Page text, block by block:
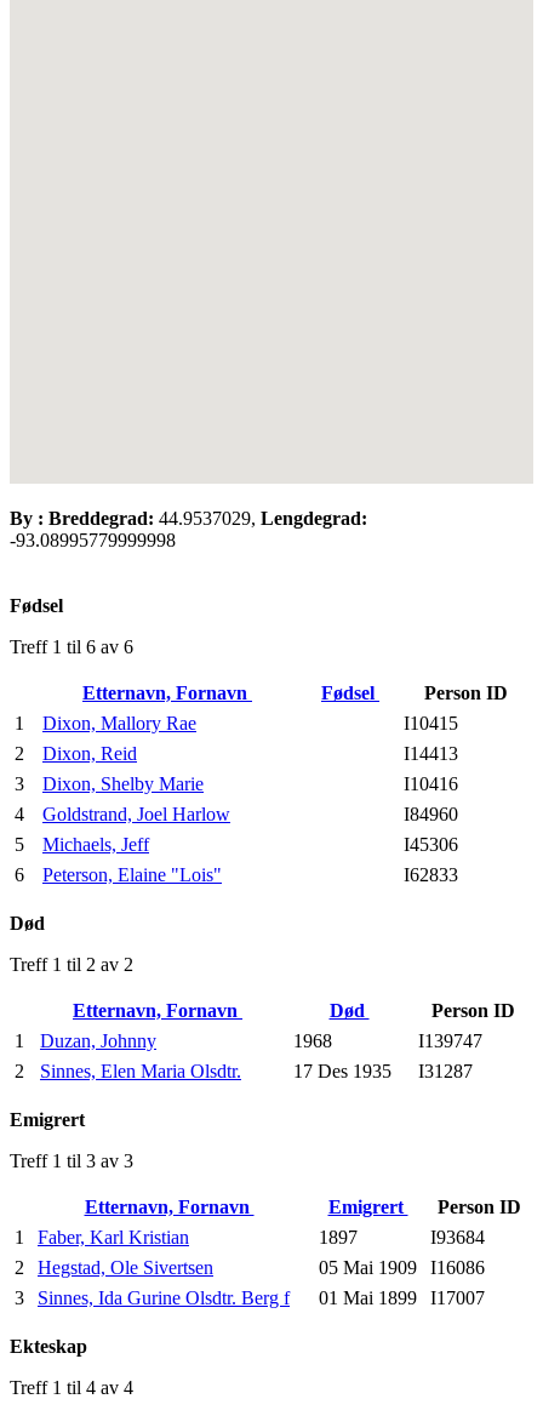
By : Breddegrad: 44.9537029, Lengdegrad:
-93.08995779999998
Fødsel
Treff 1 til 6 av 6
Etternavn, Fornavn Fødsel
Person ID
1
Dixon, Mallory Rae
I10415
2
Dixon, Reid
I14413
3
Dixon, Shelby Marie
I10416
4
Goldstrand, Joel Harlow
I84960
5
Michaels, Jeff
I45306
6
Peterson, Elaine "Lois" I62833
Død
Treff 1 til 2 av 2
Etternavn, Fornavn Død
Person ID
1
Duzan, Johnny 1968
I139747
2
Sinnes, Elen Maria Olsdtr. 17 Des 1935 I31287
Emigrert
Treff 1 til 3 av 3
Etternavn, Fornavn Emigrert
Person ID
1
Faber, Karl Kristian 1897
I93684
2
Hegstad, Ole Sivertsen 05 Mai 1909
I16086
3
Sinnes, Ida Gurine Olsdtr. Berg f 01 Mai 1899 I17007
Ekteskap
Treff 1 til 4 av 4